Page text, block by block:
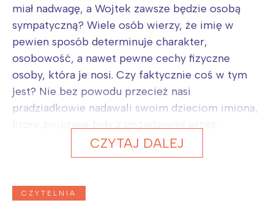
miał nadwagę, a Wojtek zawsze będzie osobą
sympatyczną? Wiele osób wierzy, że imię w
pewien sposób determinuje charakter,
osobowość, a nawet pewne cechy fizyczne
osoby, która je nosi. Czy faktycznie coś w tym
jest? Nie bez powodu przecież nasi
pradziadkowie nadawali swoim dzieciom imiona,
CZYTAJ DALEJ
CZYTELNIA